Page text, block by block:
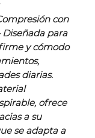
con
Diseñada para
y cómodo
diarias.
ofrece
a su
se adapta a